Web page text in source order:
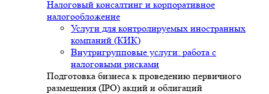
Налоговый консалтинг и корпоративное
налогообложение
Услуги для контролируемых иностранных
компаний (КИК)
Внутригрупповые услуги: работа с
налоговыми рисками
Подготовка бизнеса к проведению первичного
размещения (IPO) акций и облигаций